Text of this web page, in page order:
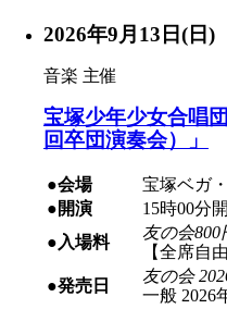
2026年9月13日(日)
音楽 主催
宝塚少年少女合唱
回卒団演奏会）」
●会場
宝塚ベガ
●開演
15時00分
●入場料
友の会800
【全席自由
●発売日
友の会
一般 2026